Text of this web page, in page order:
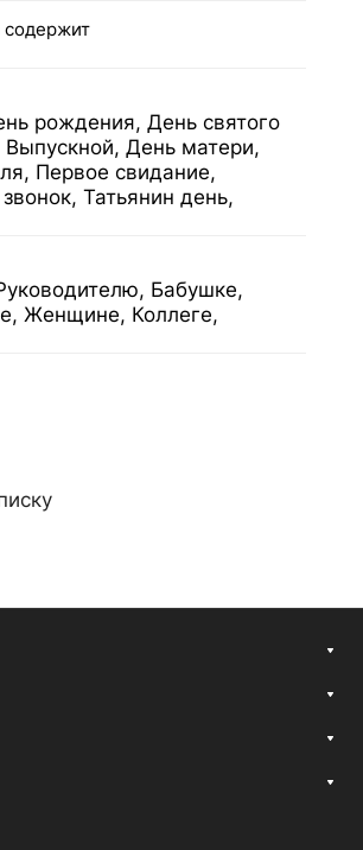
содержит
рождения, День святого
Выпускной, День матери,
Первое свидание,
Татьянин день,
Бабушке,
Женщине, Коллеге,